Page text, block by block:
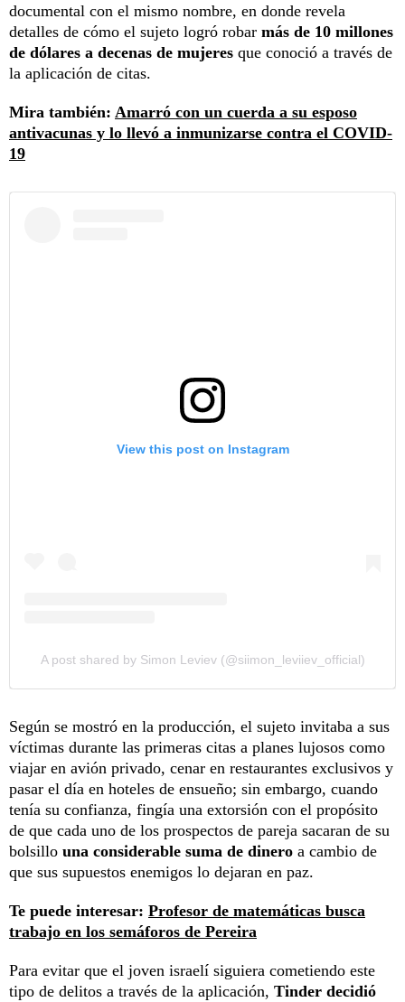
documental con el mismo nombre, en donde revela
detalles de cómo el sujeto logró robar más de 10 millones
de dólares a decenas de mujeres que conoció a través de
la aplicación de citas.
Mira también: Amarró con un cuerda a su esposo
antivacunas y lo llevó a inmunizarse contra el COVID-
19
View this post on Instagram
A post shared by Simon Leviev (@siimon_leviiev_official)
Según se mostró en la producción, el sujeto invitaba a sus
víctimas durante las primeras citas a planes lujosos como
viajar en avión privado, cenar en restaurantes exclusivos y
pasar el día en hoteles de ensueño; sin embargo, cuando
tenía su confianza, fingía una extorsión con el propósito
de que cada uno de los prospectos de pareja sacaran de su
bolsillo una considerable suma de dinero a cambio de
que sus supuestos enemigos lo dejaran en paz.
Te puede interesar: Profesor de matemáticas busca
trabajo en los semáforos de Pereira
Para evitar que el joven israelí siguiera cometiendo este
tipo de delitos a través de la aplicación, Tinder decidió